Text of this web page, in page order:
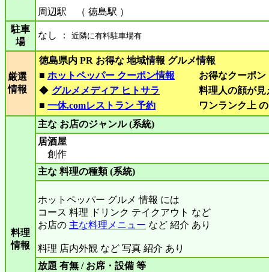
周辺駅 （ 徳島駅 ）
駐車
場
なし ： 近隣に有料駐車場有
厳選
情報
徳島県内 PR お得な 地域情報 グルメ情報
■ ホットペッパー クーポン情報
お得なクーポ
◆ グルメメディア ヒトサラ
料理人の顔が
■ 一休.comレストラン 予約 ワンランク上
料理
情報
主な お店のジャンル (系統)
居酒屋
創作
主な 料理の種類 (系統)
ホットペッパー グルメ 情報 には
コース 料理 ドリンク テイクアウト など
お店の 主な料理メニュー など 紹介 あり
料理 店内外観 など 写真 紹介 あり
放題 有無 / お席・設備 等